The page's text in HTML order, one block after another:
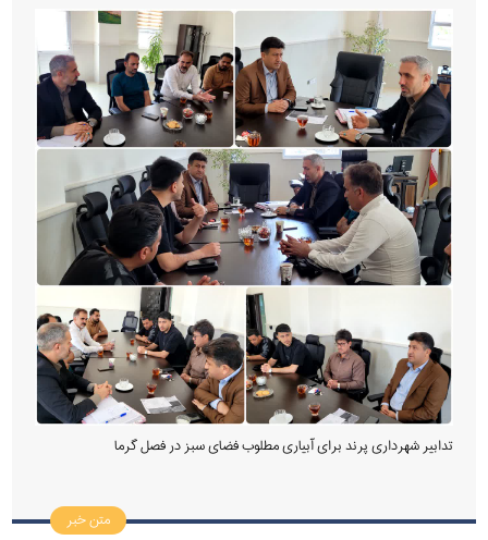
تدابیر شهرداری پرند برای آبیاری مطلوب فضای سبز در فصل گرما
متن خبر